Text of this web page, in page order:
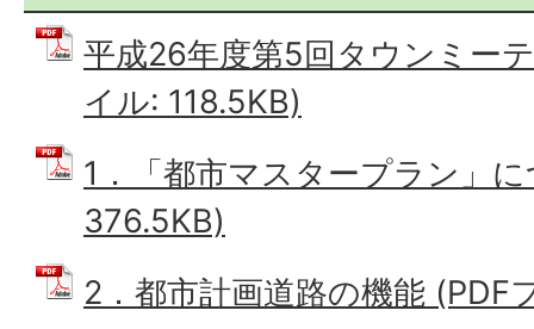
平成26年度第5回タウンミー
イル: 118.5KB)
1．「都市マスタープラン」
376.5KB)
2．都市計画道路の機能 (PDF